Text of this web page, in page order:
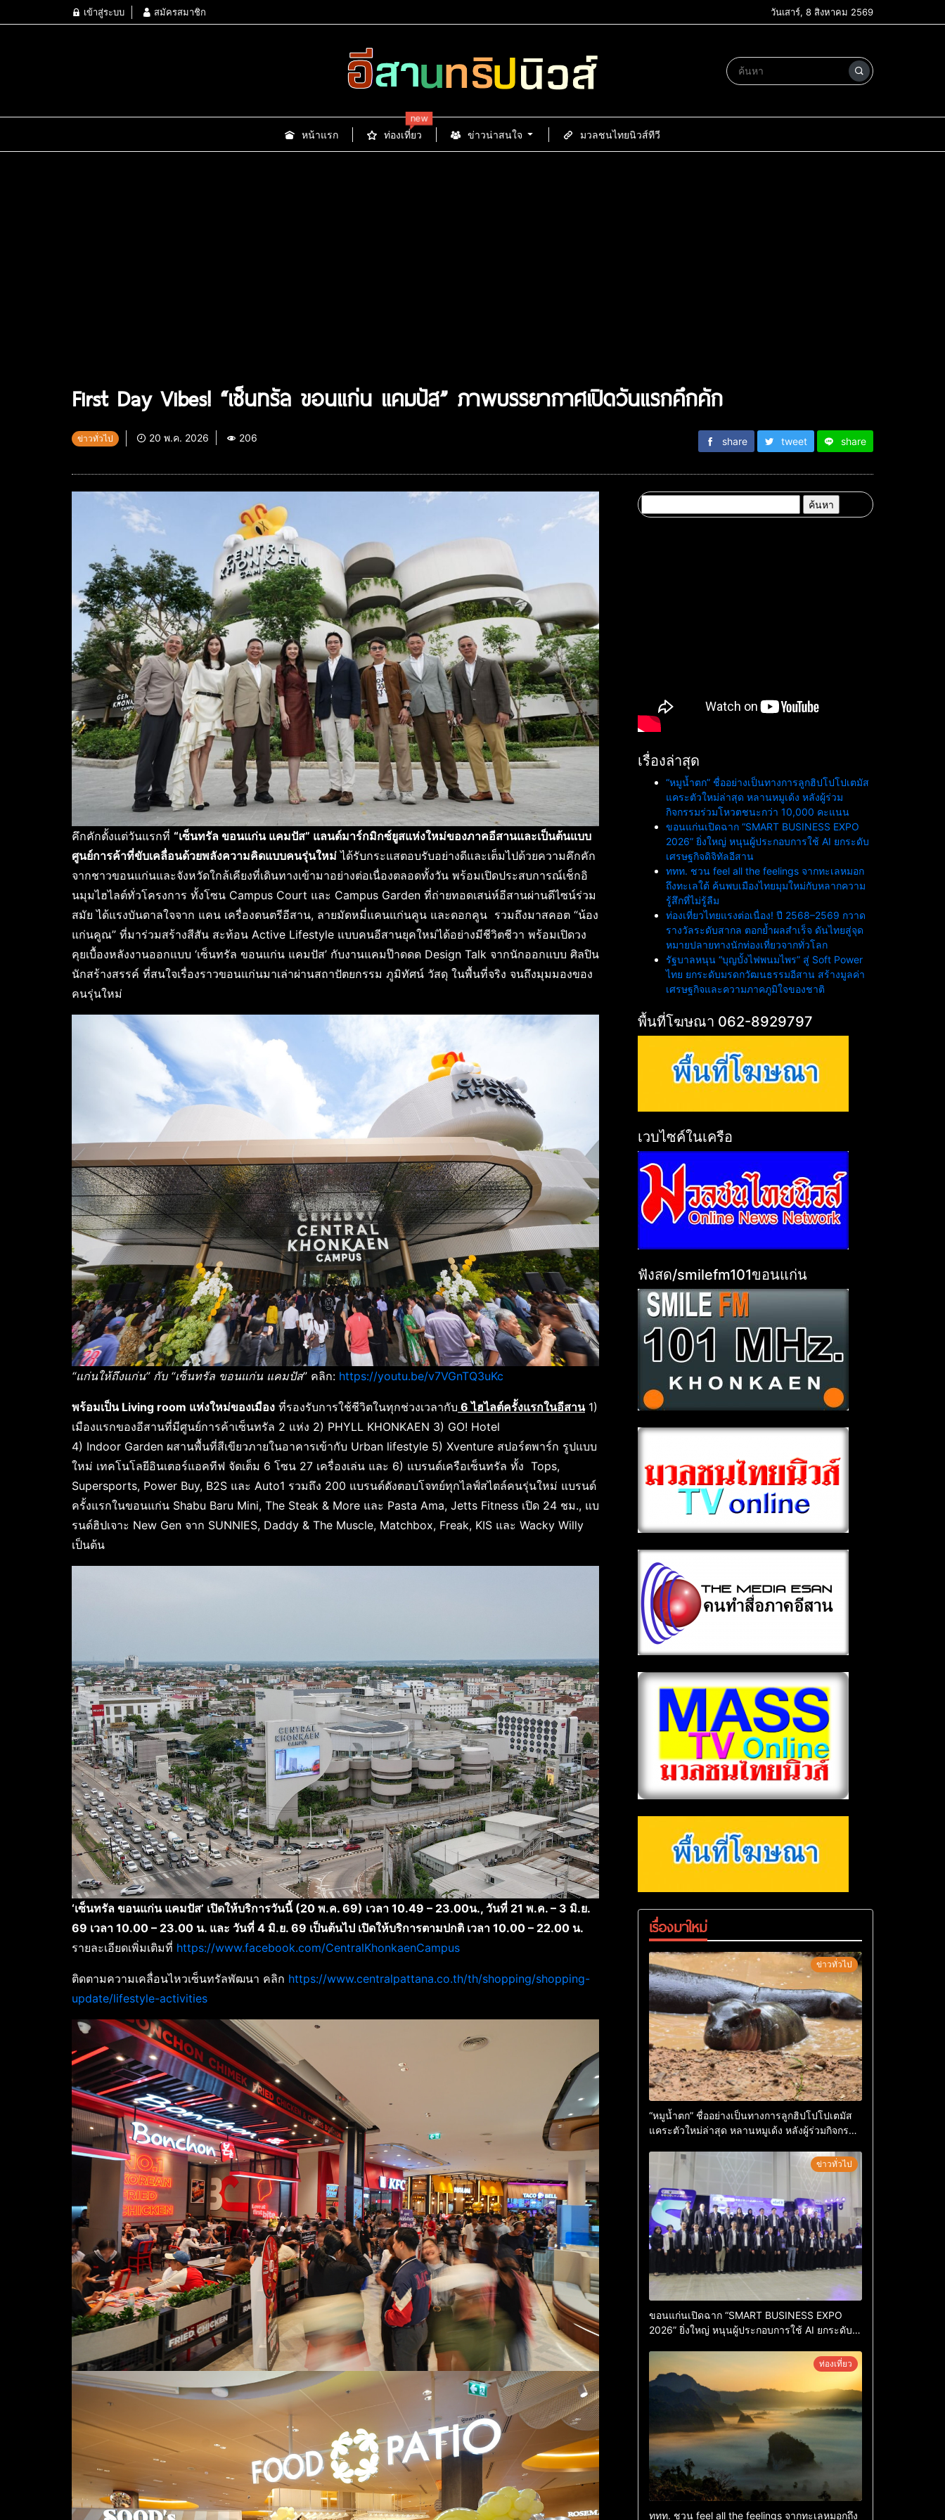
เข้าสู่ระบบ สมัครสมาชิก วันเสาร์, 8 สิงหาคม 2569
หน้าแรก ท่องเที่ยว
new
ข่าวน่าสนใจ มวลชนไทยนิวส์ทีวี
First Day Vibes! “เซ็นทรัล ขอนแก่น แคมปัส” ภาพบรรยากาศเปิดวันแรกคึกคัก
ข่าวทั่วไป 20 พ.ค. 2026 206 share tweet share
คึกคักตั้งแต่วันแรกที่ “เซ็นทรัล ขอนแก่น แคมปัส” แลนด์มาร์กมิกซ์ยูสแห่งใหม่ของภาคอีสานและเป็นต้นแบบ
ศูนย์การค้าที่ขับเคลื่อนด้วยพลังความคิดแบบคนรุ่นใหม่ ได้รับกระแสตอบรับอย่างดีและเต็มไปด้วยความคึกคัก
จากชาวขอนแก่นและจังหวัดใกล้เคียงที่เดินทางเข้ามาอย่างต่อเนื่องตลอดทั้งวัน พร้อมเปิดประสบการณ์เช็กอิ
นมุมไฮไลต์ทั่วโครงการ ทั้งโซน Campus Court และ Campus Garden ที่ถ่ายทอดเสน่ห์อีสานผ่านดีไซน์ร่วม
สมัย ได้แรงบันดาลใจจาก แคน เครื่องดนตรีอีสาน, ลายมัดหมี่แคนแก่นคูน และดอกคูน รวมถึงมาสคอต “น้อง
แก่นคูณ” ที่มาร่วมสร้างสีสัน สะท้อน Active Lifestyle แบบคนอีสานยุคใหม่ได้อย่างมีชีวิตชีวา พร้อมเปิดวง
คุยเบื้องหลังงานออกแบบ ‘เซ็นทรัล ขอนแก่น แคมปัส’ กับงานแคมป๊าดดด Design Talk จากนักออกแบบ ศิลปิน
นักสร้างสรรค์ ที่สนใจเรื่องราวขอนแก่นมาเล่าผ่านสถาปัตยกรรม ภูมิทัศน์ วัสดุ ในพื้นที่จริง จนถึงมุมมองของ
คนรุ่นใหม่
“แก่นให้ถึงแก่น” กับ “เซ็นทรัล ขอนแก่น แคมปัส” คลิก: https://youtu.be/v7VGnTQ3uKc
พร้อมเป็น Living room แห่งใหม่ของเมือง ที่รองรับการใช้ชีวิตในทุกช่วงเวลากับ 6 ไฮไลต์ครั้งแรกในอีสาน1)
เมืองแรกของอีสานที่มีศูนย์การค้าเซ็นทรัล 2 แห่ง 2) PHYLL KHONKAEN 3) GO! Hotel
4) Indoor Garden ผสานพื้นที่สีเขียวภายในอาคารเข้ากับ Urban lifestyle 5) Xventure สปอร์ตพาร์ก รูปแบบ
ใหม่ เทคโนโลยีอินเตอร์แอคทีฟ จัดเต็ม 6 โซน 27 เครื่องเล่น และ 6) แบรนด์เครือเซ็นทรัล ทั้ง Tops,
Supersports, Power Buy, B2S และ Auto1 รวมถึง 200 แบรนด์ดังตอบโจทย์ทุกไลฟ์สไตล์คนรุ่นใหม่ แบรนด์
ครั้งแรกในขอนแก่น Shabu Baru Mini, The Steak & More และ Pasta Ama, Jetts Fitness เปิด 24 ชม., แบ
รนด์ฮิปเจาะ New Gen จาก SUNNIES, Daddy & The Muscle, Matchbox, Freak, KIS และ Wacky Willy
เป็นต้น
‘เซ็นทรัล ขอนแก่น แคมปัส’ เปิดให้บริการวันนี้ (20 พ.ค. 69) เวลา 10.49 – 23.00น., วันที่ 21 พ.ค. – 3 มิ.ย.
69 เวลา 10.00 – 23.00 น. และ วันที่ 4 มิ.ย. 69 เป็นต้นไป เปิดให้บริการตามปกติ เวลา 10.00 – 22.00 น.
รายละเอียดเพิ่มเติมที่ https://www.facebook.com/CentralKhonkaenCampus
ติดตามความเคลื่อนไหวเซ็นทรัลพัฒนา คลิก https://www.centralpattana.co.th/th/shopping/shopping-
update/lifestyle-activities
สำหรับ:
เรื่องล่าสุด
“หมูน้ำตก” ชื่ออย่างเป็นทางการลูกฮิปโปโปเตมัส
แคระตัวใหม่ล่าสุด หลานหมูเด้ง หลังผู้ร่วม
กิจกรรมร่วมโหวตชนะกว่า 10,000 คะแนน
ขอนแก่นเปิดฉาก “SMART BUSINESS EXPO
2026” ยิ่งใหญ่ หนุนผู้ประกอบการใช้ AI ยกระดับ
เศรษฐกิจดิจิทัลอีสาน
ททท. ชวน feel all the feelings จากทะเลหมอก
ถึงทะเลใต้ ค้นพบเมืองไทยมุมใหม่กับหลากความ
รู้สึกที่ไม่รู้ลืม
ท่องเที่ยวไทยแรงต่อเนื่อง! ปี 2568–2569 กวาด
รางวัลระดับสากล ตอกย้ำผลสำเร็จ ดันไทยสู่จุด
หมายปลายทางนักท่องเที่ยวจากทั่วโลก
รัฐบาลหนุน “บุญบั้งไฟพนมไพร” สู่ Soft Power
ไทย ยกระดับมรดกวัฒนธรรมอีสาน สร้างมูลค่า
เศรษฐกิจและความภาคภูมิใจของชาติ
พื้นที่โฆษณา 062-8929797
เวบไซค์ในเครือ
ฟังสด/smilefm101ขอนแก่น
เรื่องมาใหม่
ข่าวทั่วไป
“หมูน้ำตก” ชื่ออย่างเป็นทางการลูกฮิปโปโปเตมัส
แคระตัวใหม่ล่าสุด หลานหมูเด้ง หลังผู้ร่วมกิจกรรม
ข่าวทั่วไป
ขอนแก่นเปิดฉาก “SMART BUSINESS EXPO
2026” ยิ่งใหญ่ หนุนผู้ประกอบการใช้ AI ยกระดับ
ท่องเที่ยว
ททท. ชวน feel all the feelings จากทะเลหมอกถึง